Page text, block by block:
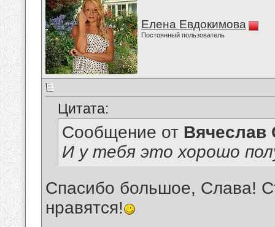
Елена Евдокимова
Постоянный пользователь
Цитата:
Сообщение от Вячеслав
И у тебя это хорошо
Спасибо большое, Слава!
нравятся!